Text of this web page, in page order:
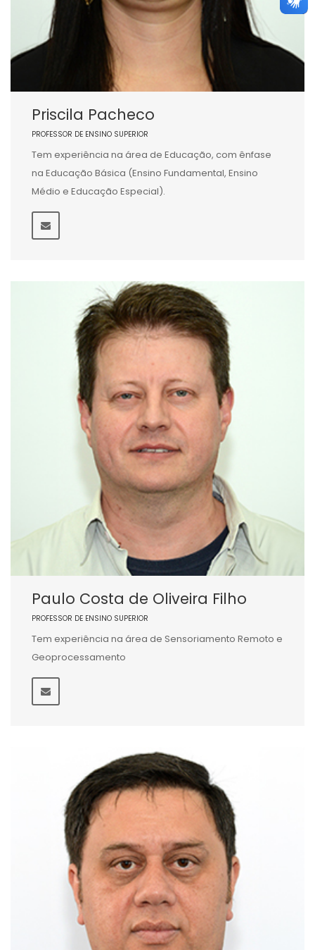
Priscila Pacheco
PROFESSOR DE ENSINO SUPERIOR
Tem experiência na área de Educação, com ênfase
na Educação Básica (Ensino Fundamental, Ensino
Médio e Educação Especial).
Paulo Costa de Oliveira Filho
PROFESSOR DE ENSINO SUPERIOR
Tem experiência na área de Sensoriamento Remoto e
Geoprocessamento